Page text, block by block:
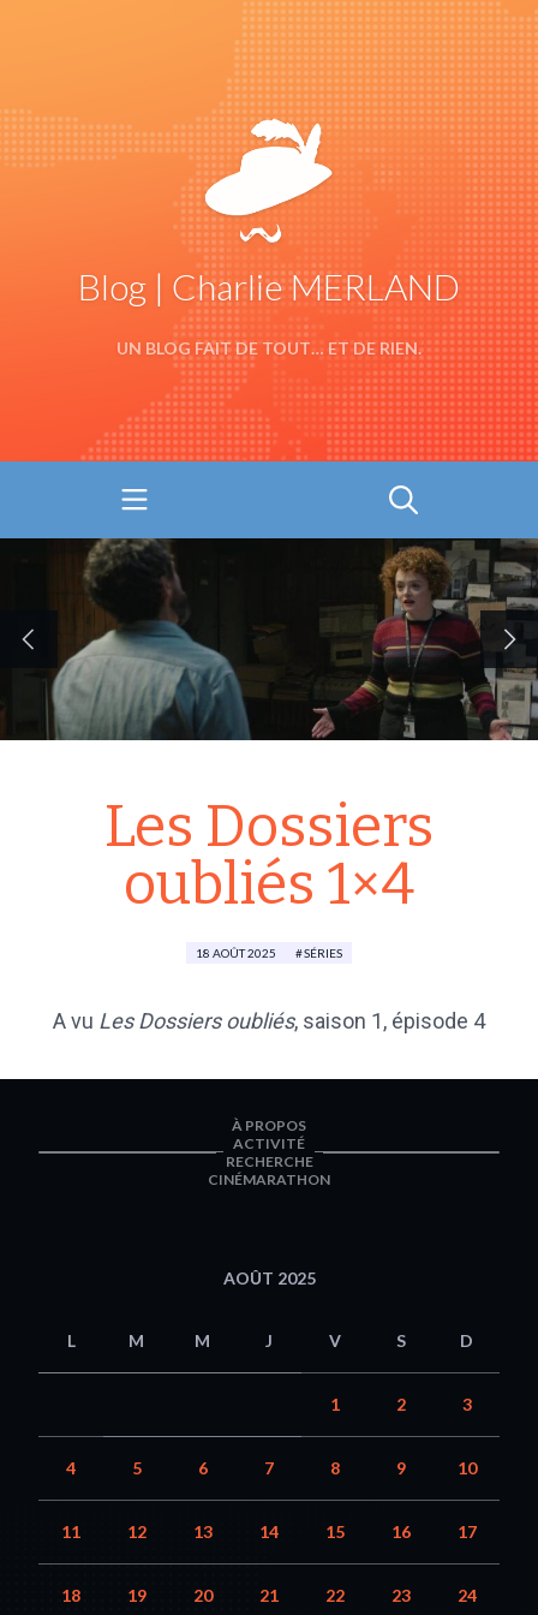
Blog | Charlie MERLAND
UN BLOG FAIT DE TOUT… ET DE RIEN.
Les Dossiers
oubliés 1×4
18 AOÛT 2025 SÉRIES
A vu Les Dossiers oubliés, saison 1, épisode 4
À PROPOS
ACTIVITÉ
RECHERCHE
CINÉMARATHON
AOÛT 2025
L M M J V S D
1 2 3
4 5 6 7 8 9 10
11 12 13 14 15 16 17
18 19 20 21 22 23 24